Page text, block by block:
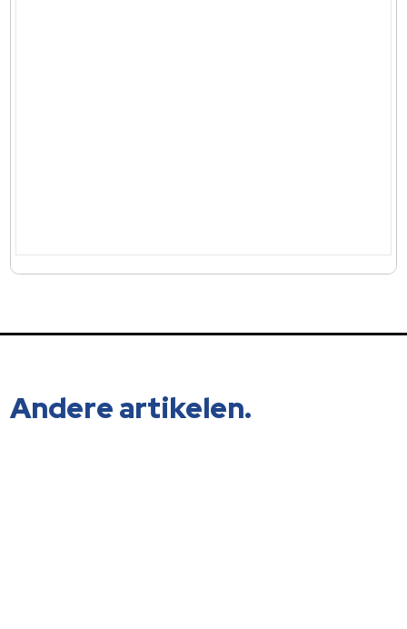
Andere artikelen.